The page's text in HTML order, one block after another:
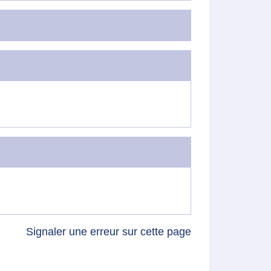
Signaler une erreur sur cette page